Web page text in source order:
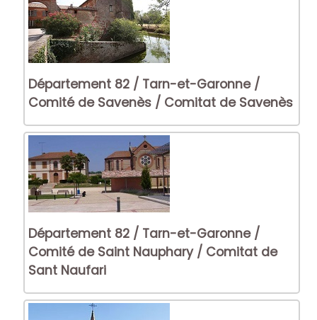
Département 82 / Tarn-et-Garonne /
Comité de Savenès / Comitat de Savenès
Département 82 / Tarn-et-Garonne /
Comité de Saint Nauphary / Comitat de
Sant Naufari